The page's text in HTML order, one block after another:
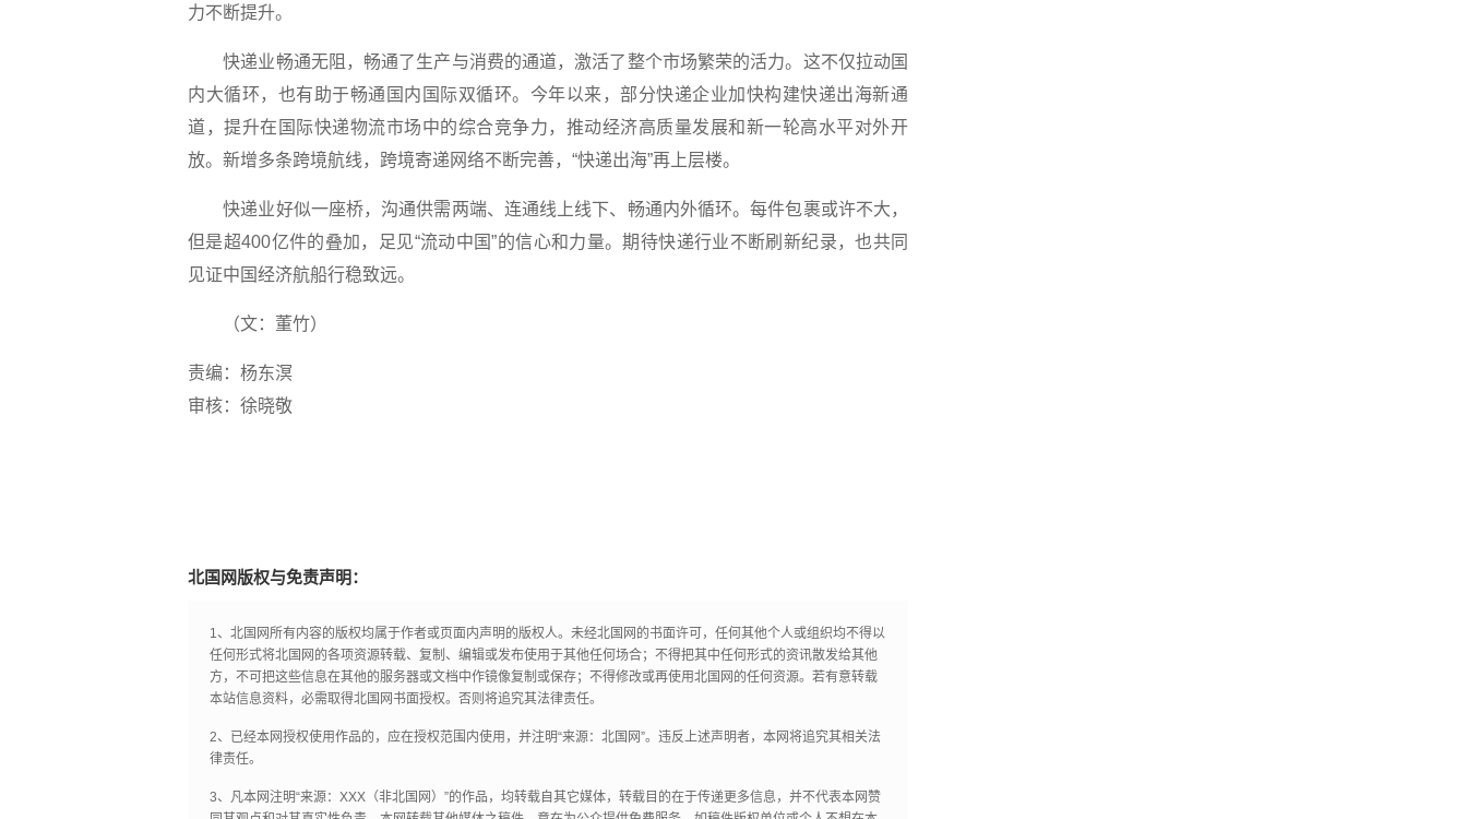
力不断提升。
快递业畅通无阻，畅通了生产与消费的通道，激活了整个市场繁荣的活力。这不仅拉动国
内大循环，也有助于畅通国内国际双循环。今年以来，部分快递企业加快构建快递出海新通
道，提升在国际快递物流市场中的综合竞争力，推动经济高质量发展和新一轮高水平对外开
放。新增多条跨境航线，跨境寄递网络不断完善，“快递出海”再上层楼。
快递业好似一座桥，沟通供需两端、连通线上线下、畅通内外循环。每件包裹或许不大，
但是超400亿件的叠加，足见“流动中国”的信心和力量。期待快递行业不断刷新纪录，也共同
见证中国经济航船行稳致远。
（文：董竹）
责编：杨东溟
审核：徐晓敬
北国网版权与免责声明：
1、北国网所有内容的版权均属于作者或页面内声明的版权人。未经北国网的书面许可，任何其他个人或组织均不得以
任何形式将北国网的各项资源转载、复制、编辑或发布使用于其他任何场合；不得把其中任何形式的资讯散发给其他
方，不可把这些信息在其他的服务器或文档中作镜像复制或保存；不得修改或再使用北国网的任何资源。若有意转载
本站信息资料，必需取得北国网书面授权。否则将追究其法律责任。
2、已经本网授权使用作品的，应在授权范围内使用，并注明“来源：北国网”。违反上述声明者，本网将追究其相关法
律责任。
3、凡本网注明“来源：XXX（非北国网）”的作品，均转载自其它媒体，转载目的在于传递更多信息，并不代表本网赞